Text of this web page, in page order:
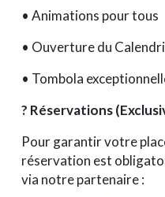
• Animations pour tous
• Ouverture du
• Tombola
? Réservations
Pour garantir votre
réservation est
via notre partenaire :